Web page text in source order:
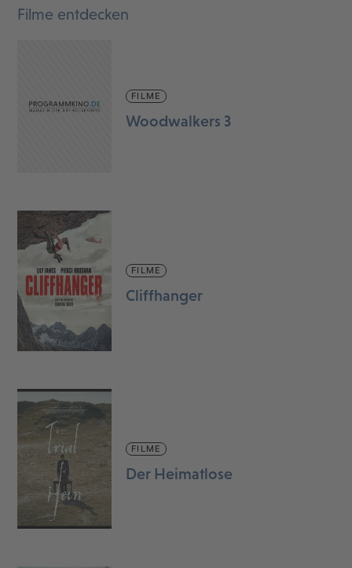
Filme entdecken
FILME
Woodwalkers 3
FILME
Cliffhanger
FILME
Der Heimatlose